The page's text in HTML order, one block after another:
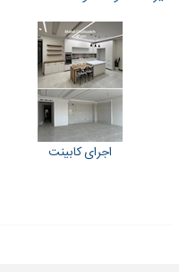
اجرای کابینت